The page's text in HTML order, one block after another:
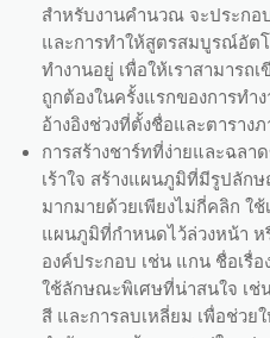
สำหรับงานคำนวณ จะประก
และการทำให้สูตรสมบูรณ์อัต
ทำงานอยู่ เพื่อให้เราสามารถ
ถูกต้องในครั้งแรกของการทำ
อ้างอิงช่วงที่ตั้งชื่อและตาราง
การสร้างชาร์ทที่ง่ายและฉล
เร้าใจ สร้างแผนภูมิที่มีรูปลั
มากมายด้วยเพียงไม่กี่คลิก ใ
แผนภูมิที่กำหนดไว้ล่วงหน้า
องค์ประกอบ เช่น แกน ชื่อเรื่
ใช้ลักษณะพิเศษที่น่าสนใจ เช่
สี และการลบเหลี่ยม เพื่อช่ว